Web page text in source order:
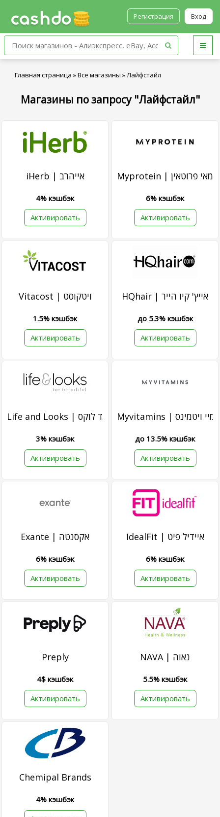
Регистрация Вход
Главная страница »Все магазины » Лайфстайл
Магазины по запросу "Лайфстайл"
iHerb | אייהרב
4% кэшбэк
Активировать
Myprotein | מאי פרוטאין
6% кэшбэк
Активировать
Vitacost | ויטקוסט
1.5% кэшбэк
Активировать
HQhair | אייץ' קיו הייר
до 5.3% кэшбэк
Активировать
Life and Looks | לייף אנד לוקס
3% кэшбэк
Активировать
Myvitamins | מיי ויטמינס
до 13.5% кэшбэк
Активировать
Exante | אקסנטה
6% кэшбэк
Активировать
IdealFit | איידיל פיט
6% кэшбэк
Активировать
Preply
4$ кэшбэк
Активировать
NAVA | נאוה
5.5% кэшбэк
Активировать
Chemipal Brands
4% кэшбэк